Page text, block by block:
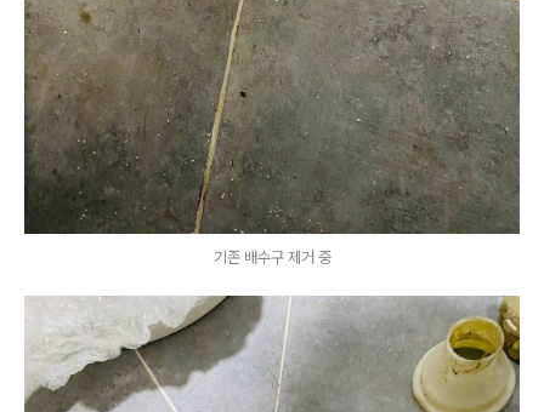
기존 배수구 제거 중